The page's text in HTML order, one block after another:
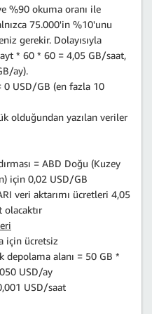
%90 okuma oranı ile
75.000'in %10'unu
gerekir. Dolayısıyla
* 60 * 60 = 4,05 GB/saat,
ay).
0 USD/GB (en fazla 10
olduğundan yazılan veriler
= ABD Doğu (Kuzey
için 0,02 USD/GB
veri aktarımı ücretleri 4,05
olacaktır
için ücretsiz
depolama alanı = 50 GB *
USD/ay
USD/saat